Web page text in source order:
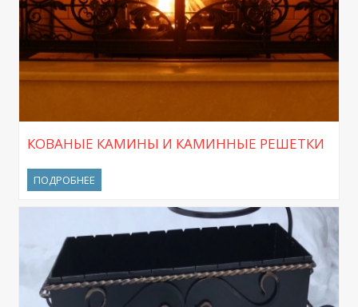
КОВАНЫЕ КАМИНЫ И КАМИННЫЕ РЕШЕТКИ
ПОДРОБНЕЕ